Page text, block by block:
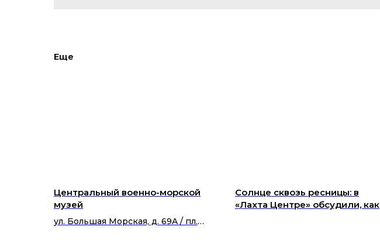
Еще
Центральный военно-морской
музей
ул. Большая Морская, д. 69A / пл.
Солнце сквозь ресницы: в
«Лахта Центре» обсудили, как